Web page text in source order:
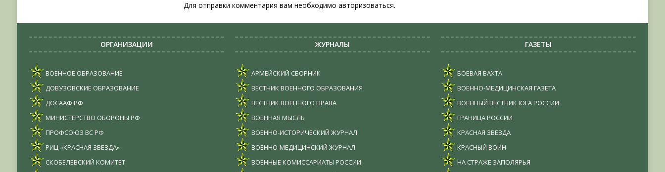
Для отправки комментария вам необходимоавторизоваться.
ОРГАНИЗАЦИИ
ВОЕННОЕ ОБРАЗОВАНИЕ
ДОВУЗОВСКИЕ ОБРАЗОВАНИЕ
ДОСААФ РФ
МИНИСТЕРСТВО ОБОРОНЫ РФ
ПРОФСОЮЗ ВС РФ
РИЦ «КРАСНАЯ ЗВЕЗДА»
СКОБЕЛЕВСКИЙ КОМИТЕТ
ЖУРНАЛЫ
АРМЕЙСКИЙ СБОРНИК
ВЕСТНИК ВОЕННОГО ОБРАЗОВАНИЯ
ВЕСТНИК ВОЕННОГО ПРАВА
ВОЕННАЯ МЫСЛЬ
ВОЕННО-ИСТОРИЧЕСКИЙ ЖУРНАЛ
ВОЕННО-МЕДИЦИНСКИЙ ЖУРНАЛ
ВОЕННЫЕ КОМИССАРИАТЫ РОССИИ
ГАЗЕТЫ
БОЕВАЯ ВАХТА
ВОЕННО-МЕДИЦИНСКАЯ ГАЗЕТА
ВОЕННЫЙ ВЕСТНИК ЮГА РОССИИ
ГРАНИЦА РОССИИ
КРАСНАЯ ЗВЕЗДА
КРАСНЫЙ ВОИН
НА СТРАЖЕ ЗАПОЛЯРЬЯ